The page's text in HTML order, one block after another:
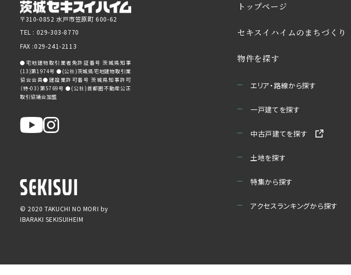
〒310-0852 水戸市笠原町 600-62
TEL : 029-303-8770
FAX :029-241-2113
●宅地建物取引業者免許証番号 茨城県知事
(13)第1974号 ●(公社)茨城県宅地建物取引業
協会会員●建設業許可番号 茨城県知事許可
（特-03）第5769号 ●(公社)首都圏不動産公正
取引協議会加盟
© 2020 TAKUCHI NO MORI by
IBARAKI SEKISUIHEIM
トップページ
セキスイハイムのまちづくり
物件を探す
エリア・路線から探す
一戸建てを探す
中古戸建てを探す
土地を探す
特集から探す
アクセスランキングから探す